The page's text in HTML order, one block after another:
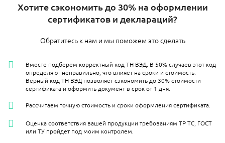
Хотите сэкономить до 30% на оформлении
сертификатов и деклараций?
Обратитесь к нам и мы поможем это сделать
Вместе подберем корректный код ТН ВЭД. В 50% случаев этот код
определяют неправильно, что влияет на сроки и стоимость.
Верный код ТН ВЭД позволяет сэкономить до 30% стоимости
сертификата и оформить документ в срок от 1 дня.
Рассчитаем точную стоимость и сроки оформления сертификата.
Оценка соответствия вашей продукции требованиям ТР ТС, ГОСТ
или ТУ пройдет под моим контролем.